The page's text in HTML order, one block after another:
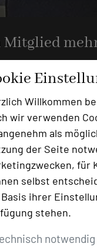
Willkommen
wir verwenden
als
der Seite
für
selbst
ihrer
stehen.
notwendig
Mitglied